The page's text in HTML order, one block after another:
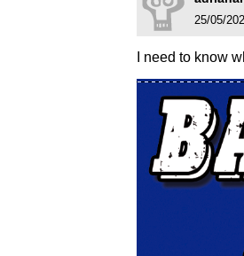
25/05/
I need to know